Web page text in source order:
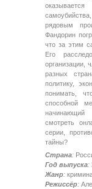
рядовым
Фандорин
что за этим
Его
организации,
разных
политику,
понимать,
способной
смотреть
серии,
тайны?
Страна:
Год выпуска:
Жанр:
Режиссёр: